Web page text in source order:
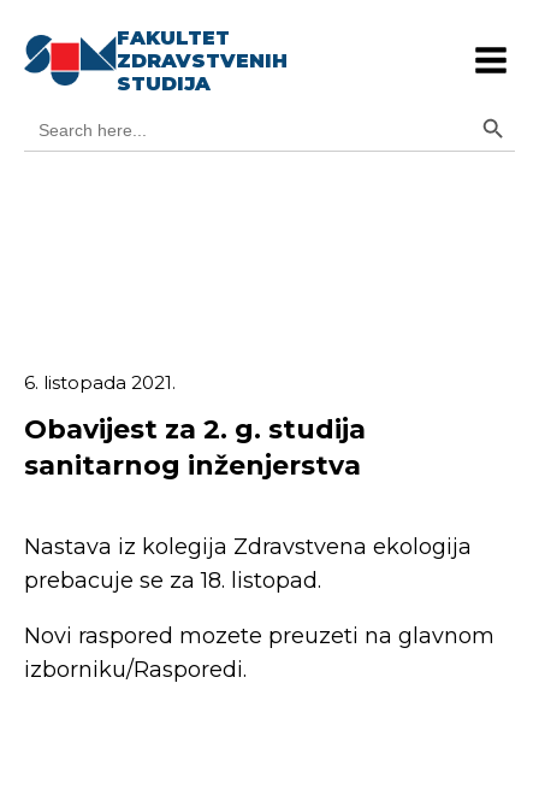
FAKULTET
ZDRAVSTVENIH
STUDIJA
for:
6. listopada 2021.
Obavijest za 2. g. studija
sanitarnog inženjerstva
Nastava iz kolegija Zdravstvena ekologija
prebacuje se za 18. listopad.
Novi raspored mozete preuzeti na glavnom
izborniku/Rasporedi.